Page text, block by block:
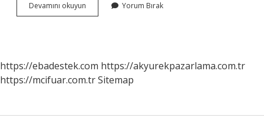
Devamını okuyun
Ne
Yorum Bırak
https://ebadestek.com https://akyurekpazarlama.com.tr
https://mcifuar.com.trSitemap